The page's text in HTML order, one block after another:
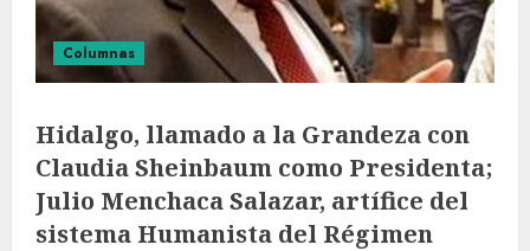
Columnas
Hidalgo, llamado a la Grandeza con
Claudia Sheinbaum como Presidenta;
Julio Menchaca Salazar, artífice del
sistema Humanista del Régimen